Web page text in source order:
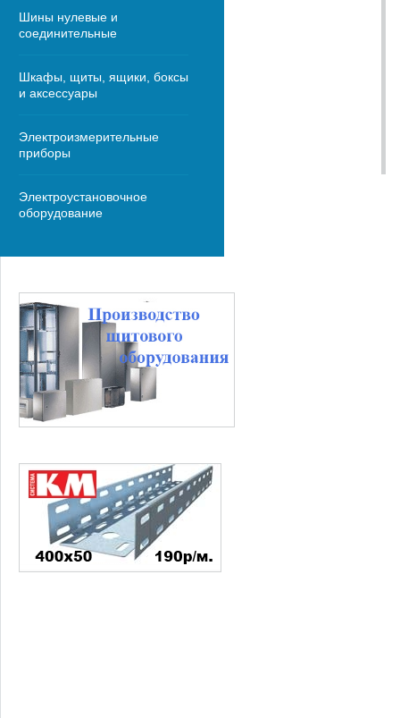
Шины нулевые и
соединительные
Шкафы, щиты, ящики, боксы
и аксессуары
Электроизмерительные
приборы
Электроустановочное
оборудование